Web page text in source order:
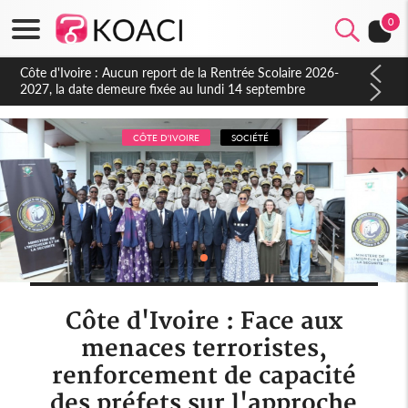
0
Côte d'Ivoire : Indépendance à Blahou, le sous-préfet : « La
fête nous invite à mesurer le chemin parcouru et à renouveler
notre engagement collectif en faveur du développement »
CÔTE D'IVOIRE SOCIÉTÉ
Côte d'Ivoire : Face aux
menaces terroristes,
renforcement de capacité